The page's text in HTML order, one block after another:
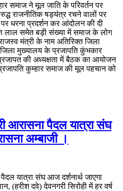
समाज ने मूल जाति के परिवर्तन पर
राजनीतिक षड्यंत्र रचने वालों पर
पर धरना प्रदर्शन कर आंदोलन की दी
लाल समेत बड़ी संख्या में समाज के लोग
मंत्री के नाम अतिरिक्त जिला
जिला मुख्यालय के प्रजापति कुंभकार
की अध्यक्षता में बैठक का आयोजन
कुम्हार समाज की मूल पहचान को
आरासना पैदल यात्रा संघ
अम्बाजी ।
यात्रा संघ आज दर्शनार्थ जाएगा
(हरीश दवे) देवनगरी सिरोही में हर वर्ष